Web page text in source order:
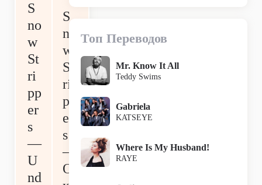
S
no
w
St
ri
pp
er
s
—
U
nd
S
no
w
St
ri
pp
er
s
—
О
Топ Переводов
Mr. Know It All
Teddy Swims
Gabriela
KATSEYE
Where Is My Husband!
RAYE